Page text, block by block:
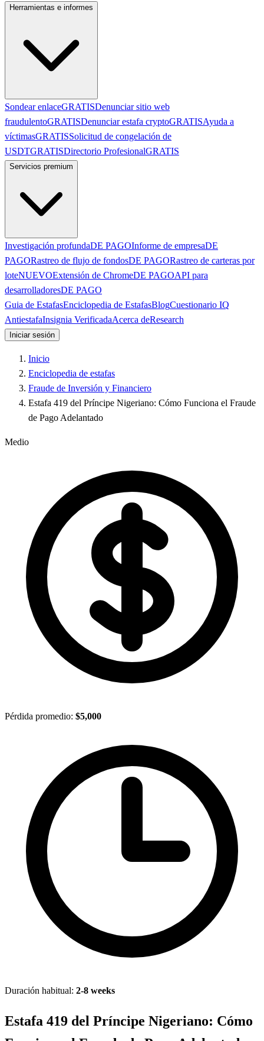
Herramientas e informes
Sondear enlaceGRATISDenunciar sitio web
fraudulentoGRATISDenunciar estafa cryptoGRATISAyuda a
víctimasGRATISSolicitud de congelación de
USDTGRATISDirectorio ProfesionalGRATIS
Servicios premium
Investigación profundaDE PAGOInforme de empresaDE
PAGORastreo de flujo de fondosDE PAGORastreo de carteras por
loteNUEVOExtensión de ChromeDE PAGOAPI para
desarrolladoresDE PAGO
Guia de EstafasEnciclopedia de EstafasBlogCuestionario IQ
AntiestafaInsignia VerificadaAcerca deResearch
Iniciar sesión
Inicio
Enciclopedia de estafas
Fraude de Inversión y Financiero
Estafa 419 del Príncipe Nigeriano: Cómo Funciona el Fraude
de Pago Adelantado
Medio
Pérdida promedio: $5,000
Duración habitual: 2-8 weeks
Estafa 419 del Príncipe Nigeriano: Cómo